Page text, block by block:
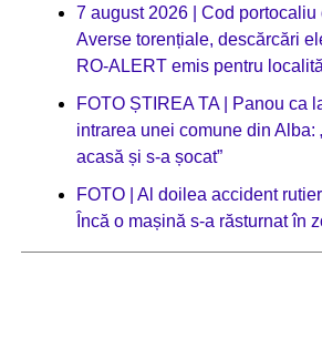
7 august 2026 | Cod portocaliu
Averse torențiale, descărcări
RO-ALERT emis pentru
FOTO ȘTIREA TA | Panou ca
intrarea unei comune din Alba:
acasă și s-a șocat”
FOTO | Al doilea accident
Încă o mașină s-a răsturnat în